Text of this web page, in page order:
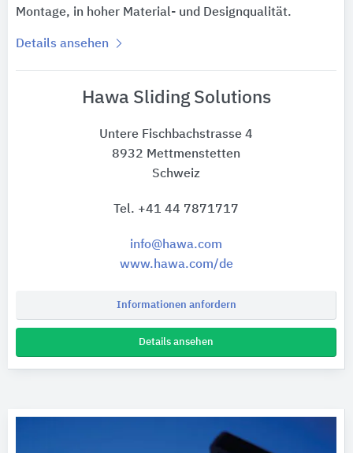
Montage, in hoher Material- und Designqualität.
Details ansehen
Hawa Sliding Solutions
Untere Fischbachstrasse 4
8932 Mettmenstetten
Schweiz
Tel. +41 44 7871717
info@hawa.com
www.hawa.com/de
Informationen anfordern
Details ansehen